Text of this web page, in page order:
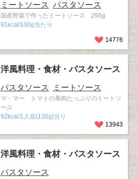
ミートソース パスタソース
国産野菜で作ったミートソース 295g
91kcal/100g当たり
14776
洋風料理・食材・パスタソース
パスタソース ミートソース
マ・マー トマトの果肉たっぷりのミートソ
ース
92kcal/1人前(130g)当り
13943
洋風料理・食材・パスタソース
パスタソース